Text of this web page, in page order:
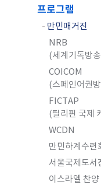
프로그램
- 만민매거진
NRB
(세계기독방
COICOM
(스페인어권
FICTAP
(필리핀 국제
WCDN
만민하계수련
서울국제도서
이스라엘 찬양